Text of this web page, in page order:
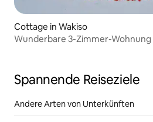
Cottage in Wakiso
Wunderbare 3-Zimmer-Wohnung
Spannende Reiseziele
Andere Arten von Unterkünften